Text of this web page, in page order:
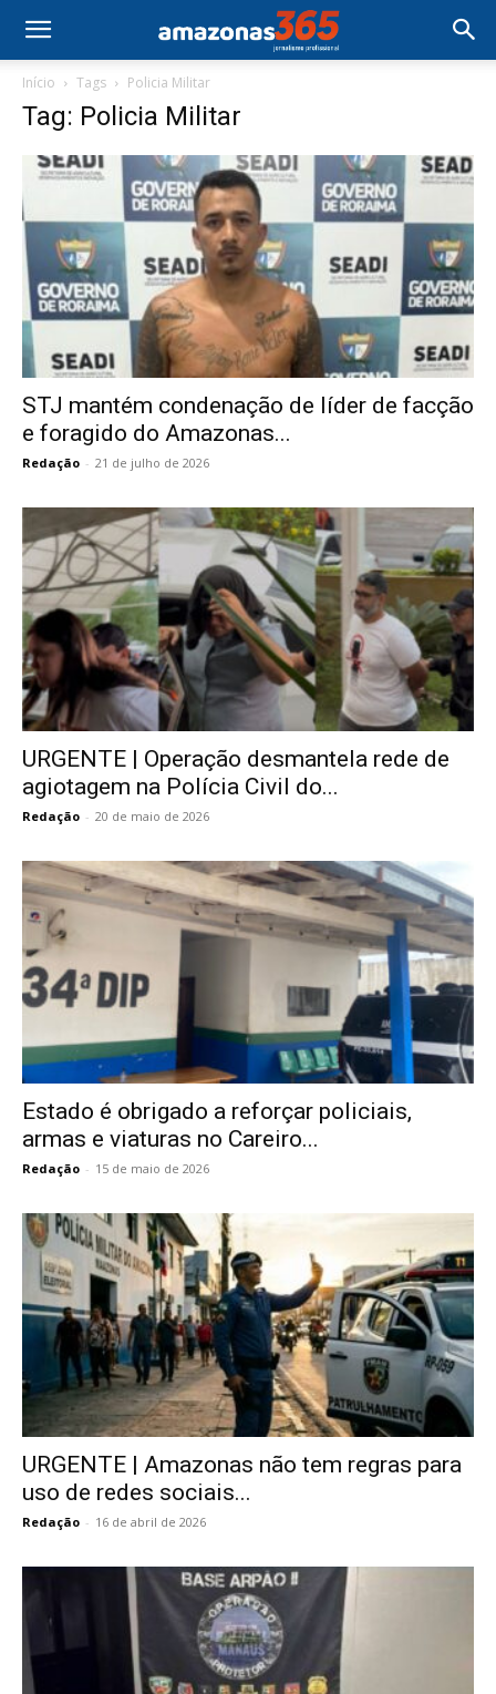
Início Tags Policia Militar
Tag: Policia Militar
STJ mantém condenação de líder de facção
e foragido do Amazonas...
Redação - 21 de julho de 2026
URGENTE | Operação desmantela rede de
agiotagem na Polícia Civil do...
Redação - 20 de maio de 2026
Estado é obrigado a reforçar policiais,
armas e viaturas no Careiro...
Redação - 15 de maio de 2026
URGENTE | Amazonas não tem regras para
uso de redes sociais...
Redação - 16 de abril de 2026